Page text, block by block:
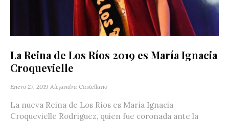
La Reina de Los Ríos 2019 es María Ignacia
Croquevielle
Enero 27, 2019 Alejandra Castellano
La nueva Reina de Los Ríos es María Ignacia
Croquevielle Rodríguez, quien fue coronada ante la